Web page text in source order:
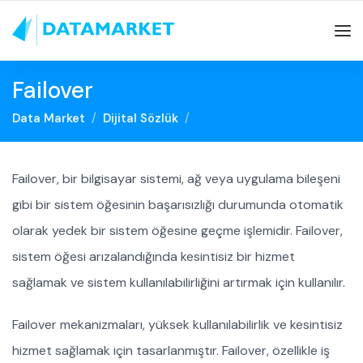
Failover
Data Market Dijital Sözlük
Failover, bir bilgisayar sistemi, ağ veya uygulama bileşeni
gibi bir sistem öğesinin başarısızlığı durumunda otomatik
olarak yedek bir sistem öğesine geçme işlemidir. Failover,
sistem öğesi arızalandığında kesintisiz bir hizmet
sağlamak ve sistem kullanılabilirliğini artırmak için kullanılır.
Failover mekanizmaları, yüksek kullanılabilirlik ve kesintisiz
hizmet sağlamak için tasarlanmıştır. Failover, özellikle iş